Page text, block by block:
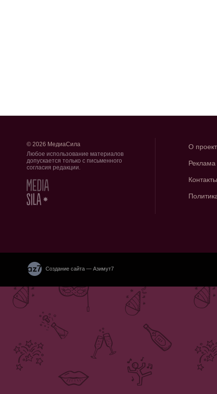
© 2026 МедиаСила
Любое использование материалов
допускается только с письменного
согласия редакции.
О
Реклама
Контакты
Создание сайта — Азимут7